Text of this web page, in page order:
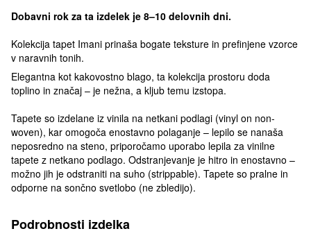
Dobavni rok za ta izdelek je 8–10 delovnih dni.
Kolekcija tapet Imani prinaša bogate teksture in prefinjene vzorce
v naravnih tonih.
Elegantna kot kakovostno blago, ta kolekcija prostoru doda
toplino in značaj – je nežna, a kljub temu izstopa.
Tapete so izdelane iz vinila na netkani podlagi (vinyl on non-
woven), kar omogoča enostavno polaganje – lepilo se nanaša
neposredno na steno, priporočamo uporabo lepila za vinilne
tapete z netkano podlago. Odstranjevanje je hitro in enostavno –
možno jih je odstraniti na suho (strippable). Tapete so pralne in
odporne na sončno svetlobo (ne zbledijo).
Podrobnosti izdelka